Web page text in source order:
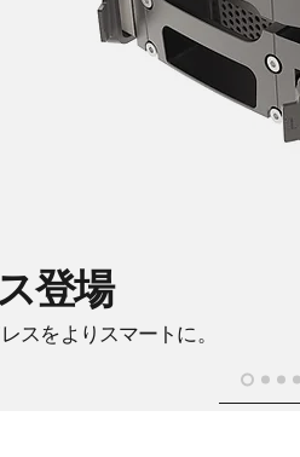
登場
スをよりスマートに。